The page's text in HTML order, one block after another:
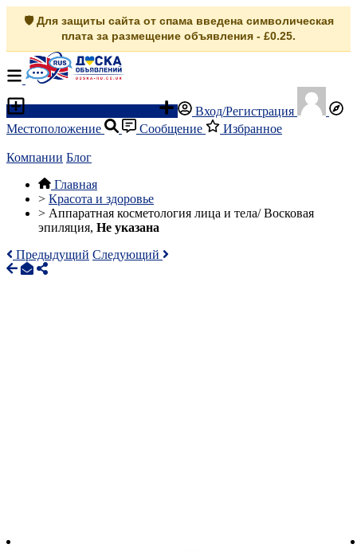
🛡️ Для защиты сайта от спама введена символическая
плата за размещение объявления - £0.25.
Вход/Регистрация
Местоположение
Сообщение Избранное
Компании Блог
Главная
> Красота и здоровье
> Аппаратная косметология лица и тела/ Восковая
эпиляция, Не указана
Предыдущий Следующий